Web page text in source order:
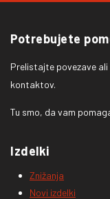
Potrebujete
Prelistajte povezave
kontaktov.
Tu smo, da vam
Izdelki
Znižanja
Novi izdelki